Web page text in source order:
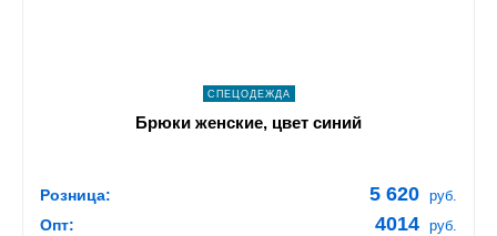
СПЕЦОДЕЖДА
Брюки женские, цвет синий
Розница: 5 620 руб.
Опт: 4014 руб.